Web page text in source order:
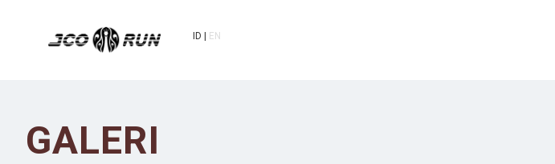
ID EN
GALERI